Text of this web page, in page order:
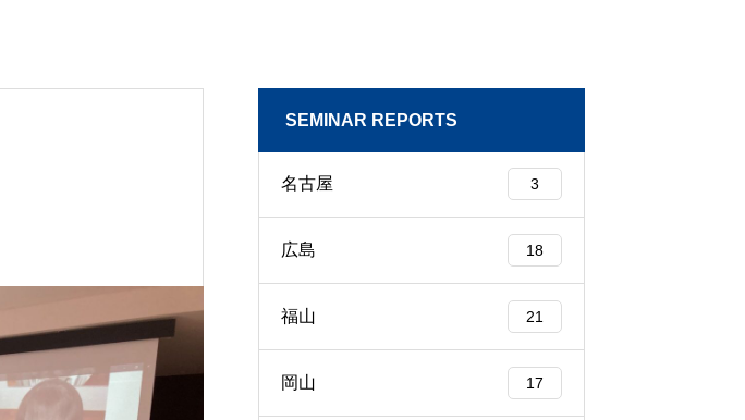
SEMINAR REPORTS
名古屋 3
広島 18
福山 21
岡山 17